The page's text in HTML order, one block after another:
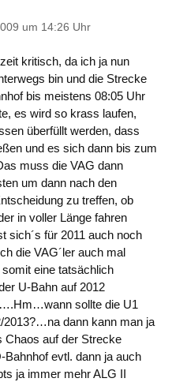
um 14:26 Uhr
kritisch, da ich ja nun
bin und die Strecke
bis meistens 08:05 Uhr
es wird so krass laufen,
überfüllt werden, dass
und es sich dann bis zum
muss die VAG dann
um dann nach den
zu treffen, ob
in voller Länge fahren
sich´s für 2011 auch noch
die VAG´ler auch mal
eine tatsächlich
U-Bahn auf 2012
sollte die U1
dann kann man ja
Chaos auf der Strecke
evtl. dann ja auch
ja immer mehr ALG II